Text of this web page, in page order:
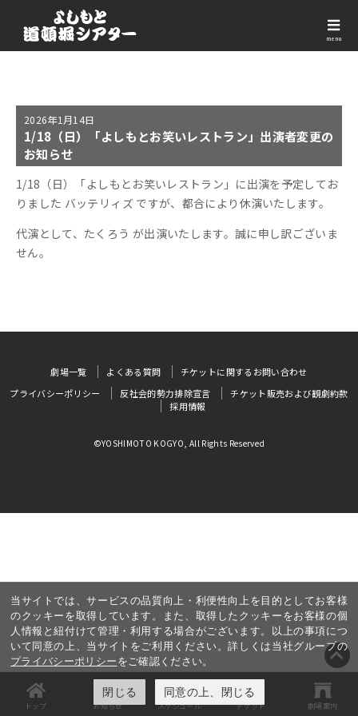
menu
2026年1月14日
1/18（日）「よしもとお笑いレストラン」出演者変更の
お知らせ
1/18（日）「よしもとお笑いレストラン」に出演を予定してお
りました バッテリィズ ですが、都合により休演いたします。
代演として、たくろう が出演いたします。誠に申し訳ございま
せん。
トップ お知らせ スケジュール チケット 劇場案内
当サイトでは、サービスの品質向上・利便性向上を目的としてお客様
のクッキーを取得しています。また、取得したクッキーをお客様の個
人情報と紐付けて管理・利用する場合がございます。以上の事項につ
いて同意の上、当サイトをご利用ください。詳しくは当社グループの
プライバシーポリシーをご確認ください。
閉じる 同意の上、閉じる
劇場一覧 よくある質問
チケットに関するお問い合わせ
プライバシーポリシー
反社会的勢力排除宣言
チケット販売および観劇約款
採用情報
©YOSHIMOTO KOGYO, All Rights Reserved